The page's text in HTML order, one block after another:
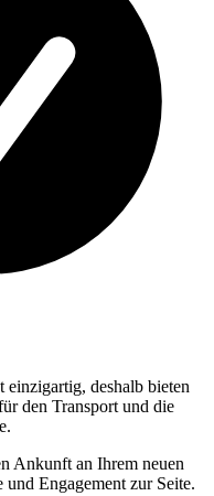
deshalb bieten
den Transport und die
Ankunft an Ihrem neuen
Engagement zur Seite.